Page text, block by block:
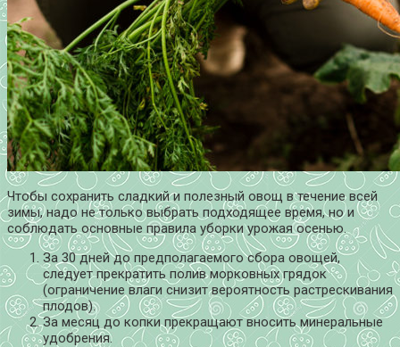
Чтобы сохранить сладкий и полезный овощ в течение всей
зимы, надо не только выбрать подходящее время, но и
соблюдать основные правила уборки урожая осенью.
За 30 дней до предполагаемого сбора овощей,
следует прекратить полив морковных грядок
(ограничение влаги снизит вероятность растрескивания
плодов).
За месяц до копки прекращают вносить минеральные
удобрения.